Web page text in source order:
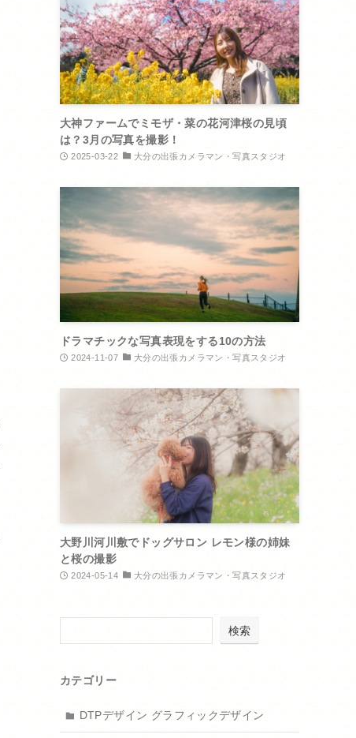
大神ファームでミモザ・菜の花河津桜の見頃
は？3月の写真を撮影！
2025-03-22 大分の出張カメラマン・写真スタジオ
ドラマチックな写真表現をする10の方法
2024-11-07 大分の出張カメラマン・写真スタジオ
大野川河川敷でドッグサロン レモン様の姉妹
と桜の撮影
2024-05-14 大分の出張カメラマン・写真スタジオ
検索
カテゴリー
DTPデザイン グラフィックデザイン